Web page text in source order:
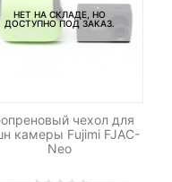
НЕТ НА СКЛАДЕ, НО
ДОСТУПНО ПОД ЗАКАЗ.
чехол для
камеры Fujimi FJAC-
Neo